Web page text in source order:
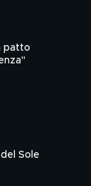
patto
Sole